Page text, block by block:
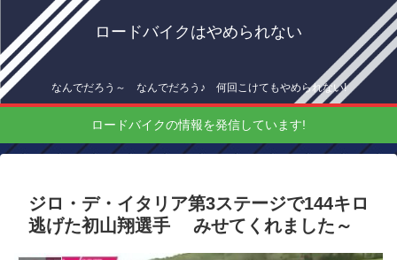
ロードバイクはやめられない
なんでだろう～ なんでだろう♪ 何回こけてもやめられない!
ロードバイクの情報を発信しています!
ジロ・デ・イタリア第3ステージで144キロ
逃げた初山翔選手 みせてくれました～